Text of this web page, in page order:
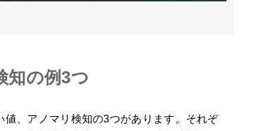
知の例3つ
、アノマリ検知の3つがあります。それぞ